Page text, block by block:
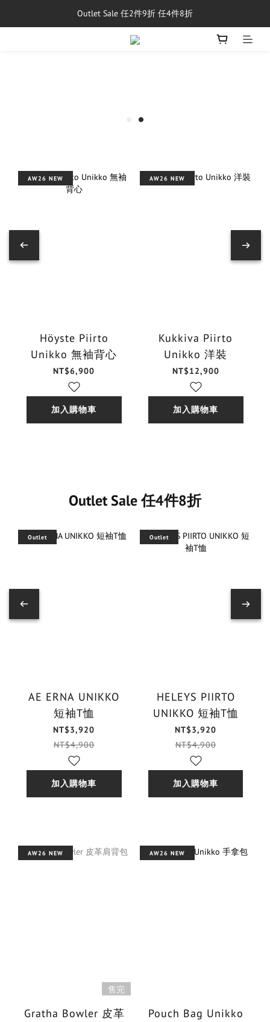
單筆消費滿$5,000享免運費
Outlet Sale 任2件9折 任4件8折
8/1~8/31，新品與經典商品滿額$10,000 現折$500
AW26 NEW
Höyste Piirto
Unikko 無袖背心
NT$6,900
加入購物車
AW26 NEW
Kukkiva Piirto
Unikko 洋裝
NT$12,900
加入購物車
Outlet Sale 任4件8折
Outlet
AE ERNA UNIKKO
短袖T恤
NT$3,920
NT$4,900
加入購物車
Outlet
HELEYS PIIRTO
UNIKKO 短袖T恤
NT$3,920
NT$4,900
加入購物車
AW26 NEW
售完
Gratha Bowler 皮革
AW26 NEW
Pouch Bag Unikko